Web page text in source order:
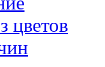
цветов